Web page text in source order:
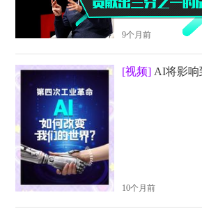
9个月前
[视频]AI将影响
10个月前